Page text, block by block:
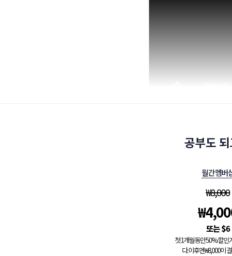
공부도
월간 멤버
₩8,000
₩
$6
첫 1개월 동안 50% 할인
다. 이후엔 ₩8,000이